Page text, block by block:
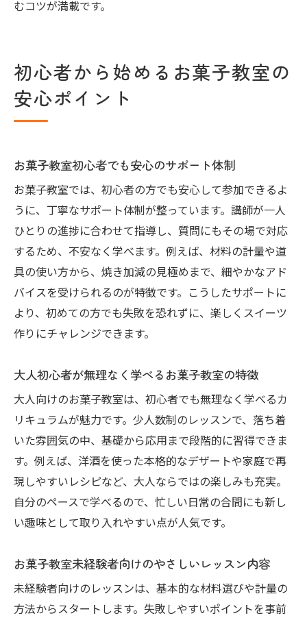
むコツが満載です。
初心者から始めるお菓子教室の
安心ポイント
お菓子教室初心者でも安心のサポート体制
お菓子教室では、初心者の方でも安心して参加できるよ
うに、丁寧なサポート体制が整っています。講師が一人
ひとりの進捗に合わせて指導し、質問にもその場で対応
するため、不安なく学べます。例えば、材料の計量や道
具の使い方から、焼き加減の見極めまで、細やかなアド
バイスを受けられるのが特徴です。こうしたサポートに
より、初めての方でも失敗を恐れずに、楽しくスイーツ
作りにチャレンジできます。
大人初心者が無理なく学べるお菓子教室の特徴
大人向けのお菓子教室は、初心者でも無理なく学べるカ
リキュラムが魅力です。少人数制のレッスンで、落ち着
いた雰囲気の中、基礎から応用まで段階的に習得できま
す。例えば、洋酒を使った本格的なデザートや家庭で再
現しやすいレシピなど、大人ならではの楽しみも充実。
自分のペースで学べるので、忙しい日常の合間にも新し
い趣味として取り入れやすい点が人気です。
お菓子教室未経験者向けのやさしいレッスン内容
未経験者向けのレッスンは、基本的な材料選びや計量の
方法からスタートします。失敗しやすいポイントを事前